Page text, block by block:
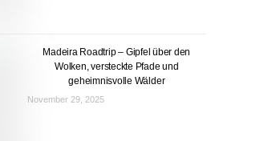
Madeira Roadtrip – Gipfel über den
Wolken, versteckte Pfade und
geheimnisvolle Wälder
November 29, 2025